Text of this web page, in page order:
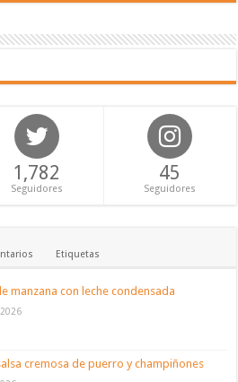
1,782
Seguidores
45
Seguidores
Etiquetas
manzana con leche condensada
cremosa de puerro y champiñones